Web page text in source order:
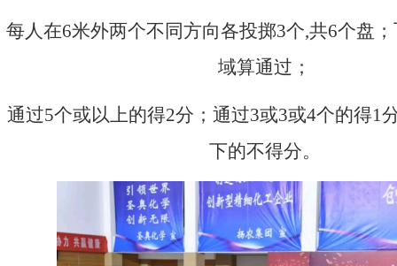
每人在6米外两个不同方向各投掷3个,共6个盘
域算通过；
通过5个或以上的得2分； 通过3或3或4个的得1
下的不得分。